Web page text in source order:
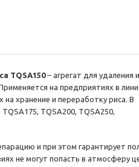
TQSА150– агрегат для удаления
на предприятиях в
хранение и переработку риса. В
TQSA200, TQSA250,
и при этом гарантирует
не могут попасть в атмосферу